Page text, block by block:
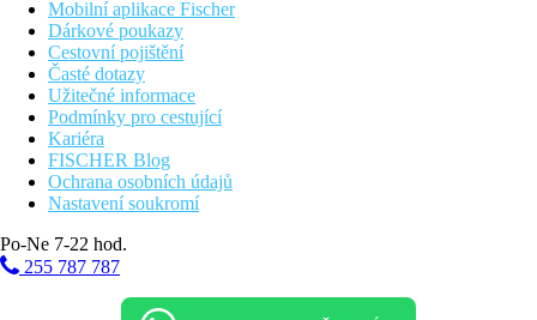
Mobilní aplikace Fischer
Dárkové poukazy
Cestovní pojištění
Časté dotazy
Užitečné informace
Podmínky pro cestující
Kariéra
FISCHER Blog
Ochrana osobních údajů
Nastavení soukromí
Po-Ne 7-22 hod.
255 787 787